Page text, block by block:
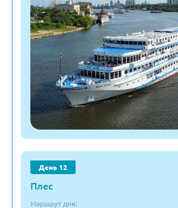
День 12
Плес
Маршрут дня: